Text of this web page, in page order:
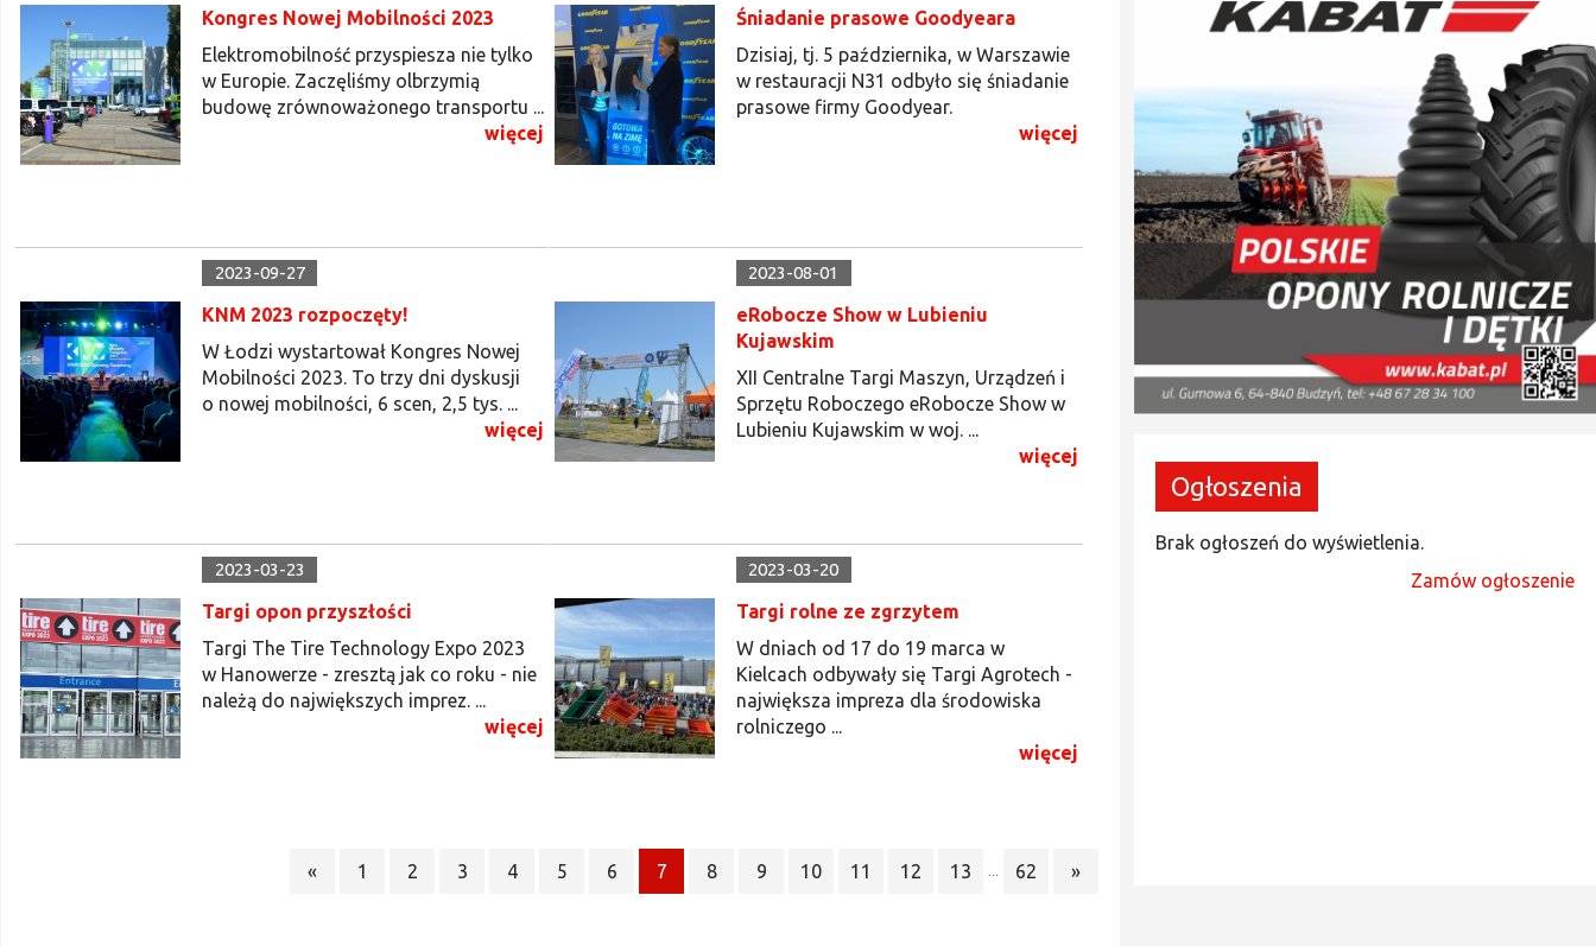
Kongres Nowej Mobilności 2023
Elektromobilność przyspiesza nie tylko
w Europie. Zaczęliśmy olbrzymią
budowę zrównoważonego transportu ...
więcej
Śniadanie prasowe Goodyeara
Dzisiaj, tj. 5 października, w Warszawie
w restauracji N31 odbyło się śniadanie
prasowe firmy Goodyear.
więcej
2023-09-27
KNM 2023 rozpoczęty!
W Łodzi wystartował Kongres Nowej
Mobilności 2023. To trzy dni dyskusji
o nowej mobilności, 6 scen, 2,5 tys. ...
więcej
2023-08-01
eRobocze Show w Lubieniu
Kujawskim
XII Centralne Targi Maszyn, Urządzeń i
Sprzętu Roboczego eRobocze Show w
Lubieniu Kujawskim w woj. ...
więcej
2023-03-23
Targi opon przyszłości
Targi The Tire Technology Expo 2023
w Hanowerze - zresztą jak co roku - nie
należą do największych imprez. ...
więcej
2023-03-20
Targi rolne ze zgrzytem
W dniach od 17 do 19 marca w
Kielcach odbywały się Targi Agrotech -
największa impreza dla środowiska
rolniczego ...
więcej
« 1 2 3 4 5 6 7 8 9 10 11 12 13 62 »
Ogłoszenia
Brak ogłoszeń do wyświetlenia.
Zamów ogłoszenie